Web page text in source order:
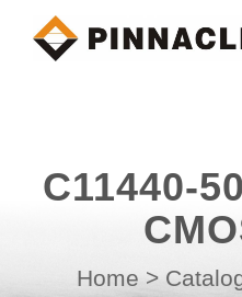
Login
C11440-
Home >